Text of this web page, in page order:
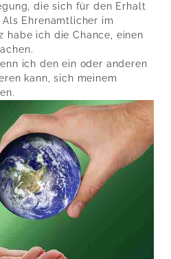
die sich für den Erhalt
Ehrenamtlicher im
habe ich die Chance, einen
ich den ein oder anderen
kann, sich meinem